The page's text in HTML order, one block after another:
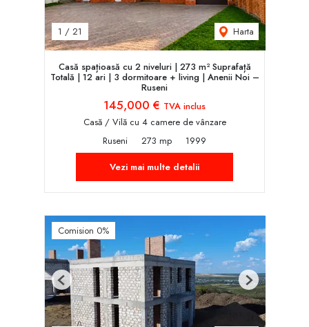
1 / 21 Harta
Casă spațioasă cu 2 niveluri | 273 m² Suprafață
Totală | 12 ari | 3 dormitoare + living | Anenii Noi –
Ruseni
145,000 € TVA inclus
Casă / Vilă cu 4 camere de vânzare
Ruseni
273 mp
1999
Vezi mai multe detalii
Comision 0%
Previous Next